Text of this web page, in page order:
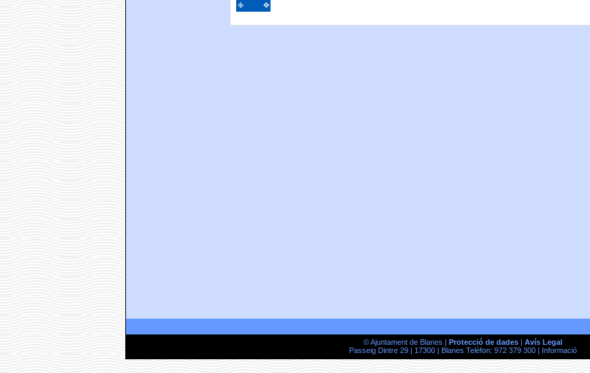
© Ajuntament de Blanes | Protecció de dades| Avís Legal
Passeig Dintre 29 | 17300 | Blanes Telèfon: 972 379 300 |
Informació